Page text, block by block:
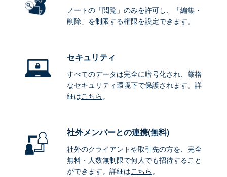
ノートの「閲覧」のみを許可し、「編集・
削除」を制限する権限を設定できます。
セキュリティ
すべてのデータは完全に暗号化され、厳格
なセキュリティ環境下で保護されます。詳
細はこちら。
社外メンバーとの連携(無料)
社外のクライアントや取引先の方を、完全
無料・人数無制限で何人でも招待すること
ができます。詳細はこちら。